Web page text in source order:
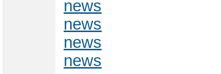
news
news
news
news